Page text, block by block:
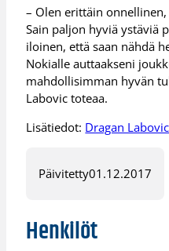
– Olen erittäin
Sain paljon hyviä ystäviä
iloinen, että saan nähdä
Nokialle auttaakseni
mahdollisimman hyvän
Labovic toteaa.
Lisätiedot: Dragan Labovic
Päivitetty01.12.2017
Henkilöt